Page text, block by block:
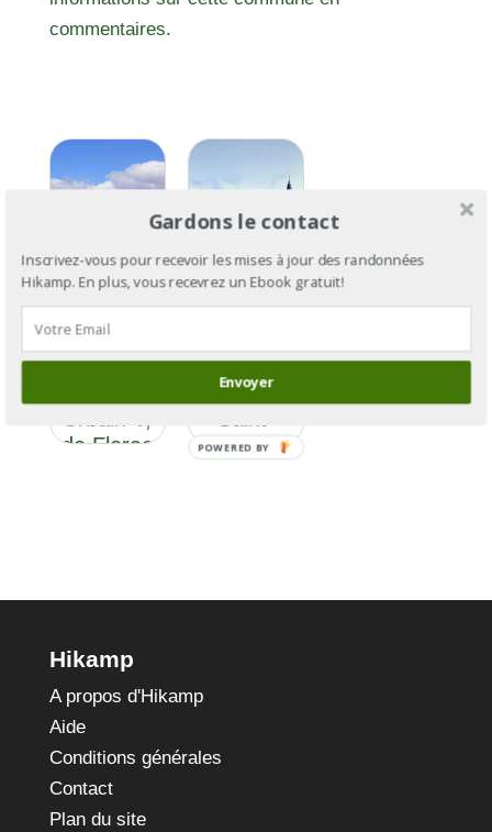
commentaires.
GR®670
Section 2
: le
de Florac
GR®670 :
de Urbain
V, de
Flour à
Hikamp
A propos d'Hikamp
Aide
Conditions générales
Contact
Plan du site
Gardons le contact
Inscrivez-vous pour recevoir les mises à jour des randonnées
Hikamp. En plus, vous recevrez un Ebook gratuit!
Envoyer
POWERED BY